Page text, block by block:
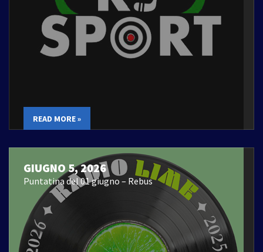
READ MORE »
GIUGNO 5, 2026
Puntatina del 01 giugno – Rebus